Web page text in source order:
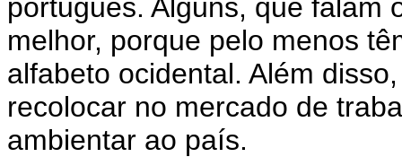
português. Alguns, que falam
melhor, porque pelo menos
alfabeto ocidental. Além
recolocar no mercado de
ambientar ao país.